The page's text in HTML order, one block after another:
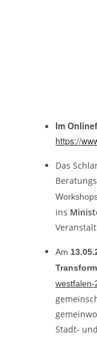
Im
https://
Das
ins
Am
westfalen-
Stadt-